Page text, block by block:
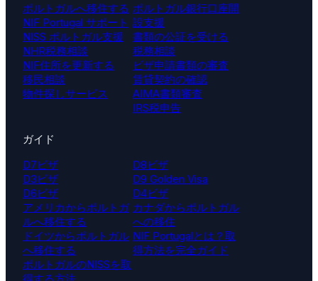
ポルトガルへ移住する
NIF Portugal サポート
NISS ポルトガル支援
NHR税務相談
NIF住所を更新する
移民相談
物件探しサービス
ポルトガル銀行口座開
設支援
書類の公証を受ける
税務相談
ビザ申請書類の審査
賃貸契約の確認
AIMA書類審査
IRS税申告
ガイド
D7ビザ
D3ビザ
D6ビザ
アメリカからポルトガ
ルへ移住する
ドイツからポルトガル
へ移住する
ポルトガルのNISSを取
D8ビザ
D9 Golden Visa
D4ビザ
カナダからポルトガル
への移住
NIF Portugalとは？取
得方法を完全ガイド